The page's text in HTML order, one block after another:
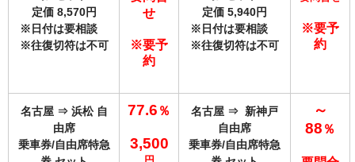
定価 8,570円
※日付は要相談
※往復切符は不可
せ
※要予
約
定価 5,940円
※日付は要相談
※往復切符は不可
※要予
約
名古屋 ⇒ 浜松 自
由席
乗車券/自由席特急
77.6 ％
3,500
名古屋 ⇒ 新神戸
自由席
乗車券/自由席特急
～
88 ％